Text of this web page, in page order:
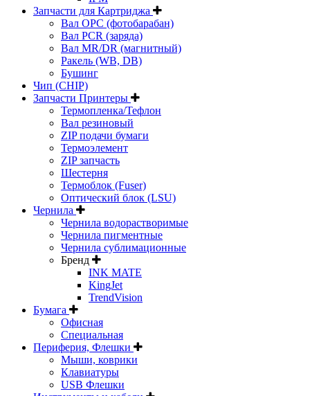
Запчасти для Картриджа
Вал OPC (фотобарабан)
Вал PCR (заряда)
Вал MR/DR (магнитный)
Ракель (WB, DB)
Бушинг
Чип (CHIP)
Запчасти Принтеры
Термопленка/Тефлон
Вал резиновый
ZIP подачи бумаги
Термоэлемент
ZIP запчасть
Шестерня
Термоблок (Fuser)
Оптический блок (LSU)
Чернила
Чернила водорастворимые
Чернила пигментные
Чернила сублимационные
Бренд
INK MATE
KingJet
TrendVision
Бумага
Офисная
Специальная
Периферия, Флешки
Мыши, коврики
Клавиатуры
USB Флешки